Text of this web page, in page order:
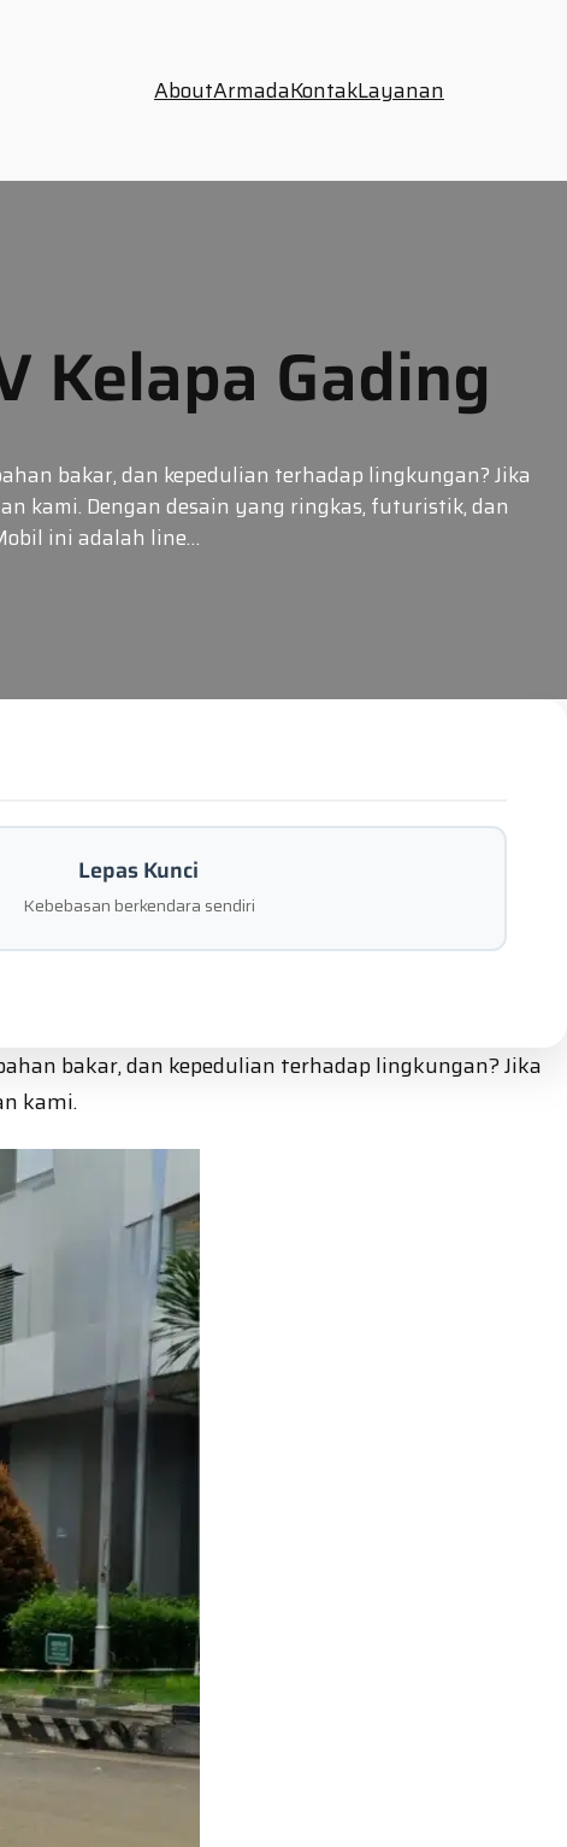
AboutArmadaKontakLayanan
Kelapa Gading
bakar, dan kepedulian terhadap lingkungan? Jika
kami. Dengan desain yang ringkas, futuristik, dan
ini adalah line…
Lepas Kunci
Kebebasan berkendara sendiri
bakar, dan kepedulian terhadap lingkungan? Jika
kami.